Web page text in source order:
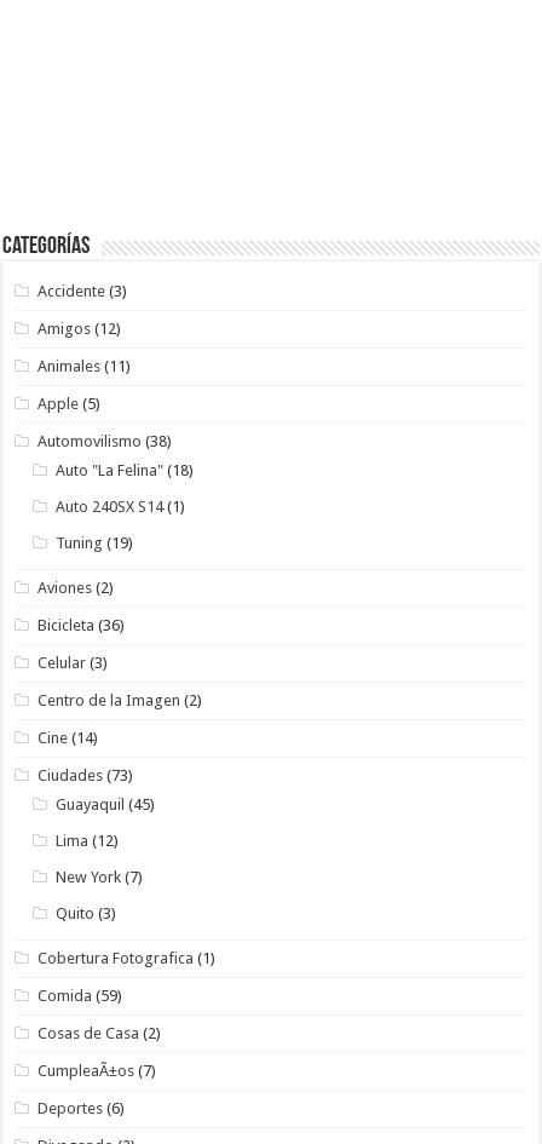
Categorías
Accidente (3)
Amigos (12)
Animales (11)
Apple (5)
Automovilismo (38)
Auto "La Felina" (18)
Auto 240SX S14(1)
Tuning (19)
Aviones (2)
Bicicleta (36)
Celular (3)
Centro de la Imagen (2)
Cine (14)
Ciudades (73)
Guayaquil (45)
Lima (12)
New York (7)
Quito (3)
Cobertura Fotografica (1)
Comida (59)
Cosas de Casa (2)
CumpleaÃ±os (7)
Deportes (6)